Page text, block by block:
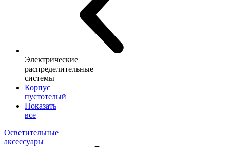
Электрические
распределительные
системы
Корпус
пустотелый
Показать
все
Осветительные
аксессуары